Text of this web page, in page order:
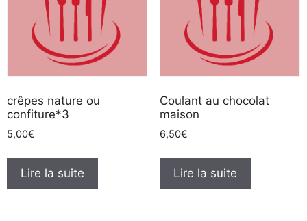
crêpes nature ou
confiture*3
5,00€
Lire la suite
Coulant au chocolat
maison
6,50€
Lire la suite